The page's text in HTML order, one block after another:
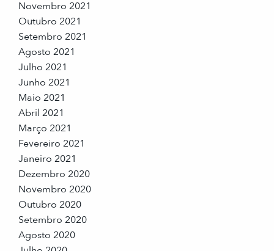
Novembro 2021
Outubro 2021
Setembro 2021
Agosto 2021
Julho 2021
Junho 2021
Maio 2021
Abril 2021
Março 2021
Fevereiro 2021
Janeiro 2021
Dezembro 2020
Novembro 2020
Outubro 2020
Setembro 2020
Agosto 2020